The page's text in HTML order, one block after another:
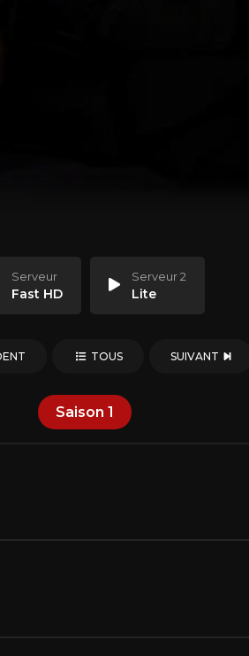
Serveur
Fast HD
Serveur 2
Lite
TOUS SUIVANT
Saison 1